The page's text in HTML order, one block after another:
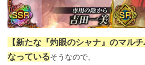
【新たな『灼眼のシャナ』のマル
なっているそうなので、